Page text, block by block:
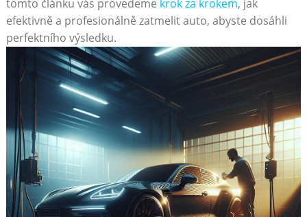
tomto článku vás provedeme krok za krokem, jak
efektivně ⁤a ⁣profesionálně zatmelit auto, ‍abyste dosáhli
perfektního výsledku.